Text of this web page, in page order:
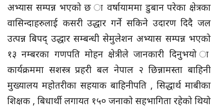
अभ्यास सम्पन्न भएको छ ा वर्षायाममा डुबान परेका क्षेत्रका
वासिन्दाहरुलाई कसरी उद्धार गर्ने सकिने उदारण दिदै जल
उत्पन्न बिपद् उद्धार सम्बन्धी सेमुलेशन अभ्यास सम्पन्न भएको
१३ नम्बरका गणपति मोहन क्षेत्रीले जानकारी दिनुभयो ा
कार्यक्रममा सशस्त्र प्रहरी बल नेपाल २ छिन्नामस्ता बाहिनी
मुख्यालय महोतरीका सहयाक बाहिनीपति , सिद्धार्थ माबीका
शिक्षक , बिधार्थी लगायत १५० जनाको सहभागिता रहेको थियो